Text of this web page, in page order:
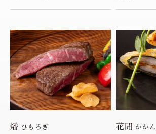
燔 ひもろぎ 花閒 かかん